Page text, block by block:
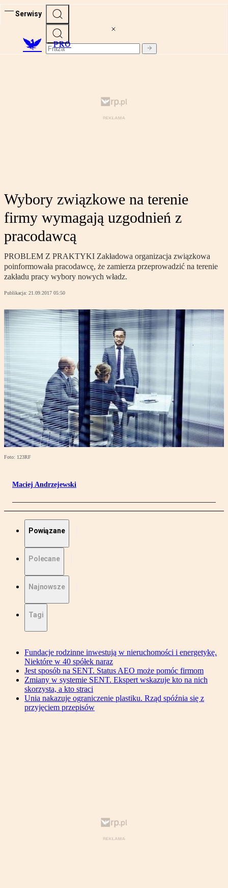
Serwisy
PRO
Wybory związkowe na terenie
firmy wymagają uzgodnień z
pracodawcą
PROBLEM Z PRAKTYKI Zakładowa organizacja związkowa
poinformowała pracodawcę, że zamierza przeprowadzić na terenie
zakładu pracy wybory nowych władz.
Publikacja: 21.09.2017 05:50
Foto: 123RF
Maciej Andrzejewski
Powiązane
Polecane
Najnowsze
Tagi
Fundacje rodzinne inwestują w nieruchomości i energetykę.
Niektóre w 40 spółek naraz
Jest sposób na SENT. Status AEO może pomóc firmom
Zmiany w systemie SENT. Ekspert wskazuje kto na nich
skorzysta, a kto straci
Unia nakazuje ograniczenie plastiku. Rząd spóźnia się z
przyjęciem przepisów